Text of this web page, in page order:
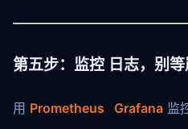
第五步：监控 日志，别
用 Prometheus Grafana 监